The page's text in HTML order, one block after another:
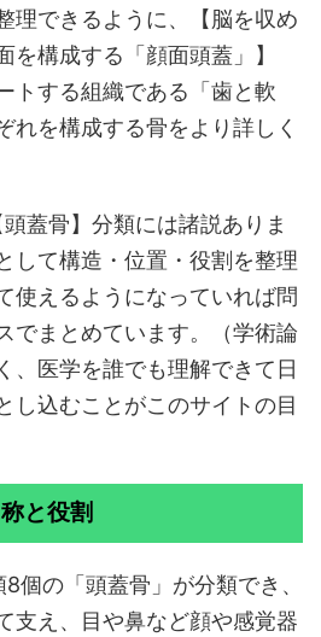
理できるように、【脳を収め
を構成する「顔面頭蓋」】
トする組織である「歯と軟
れを構成する骨をより詳しく
蓋骨】分類には諸説ありま
して構造・位置・役割を整理
使えるようになっていれば問
でまとめています。（学術論
、医学を誰でも理解できて日
し込むことがこのサイトの目
と役割
8個の「頭蓋骨」が分類でき、
支え、目や鼻など顔や感覚器